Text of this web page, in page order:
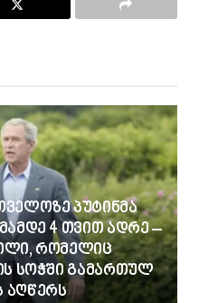
პუტინმა
4 თვით ადრე –
რომელიც
სოჭში გამართულ
აღწერს